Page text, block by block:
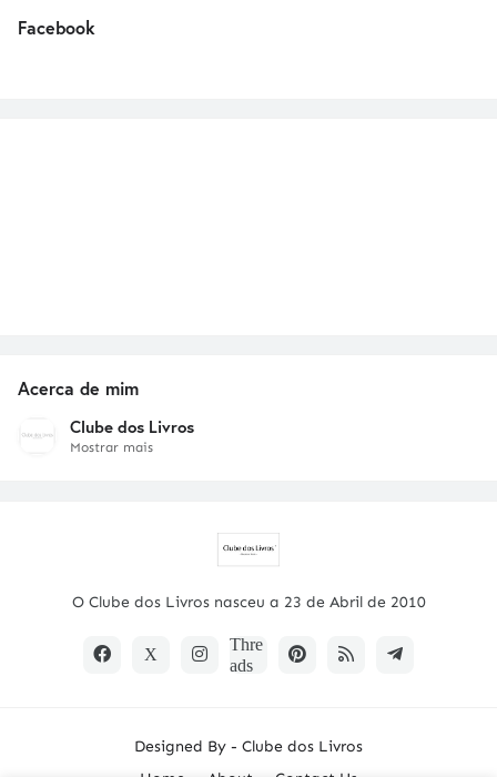
Facebook
Acerca de mim
Clube dos Livros
Mostrar mais
O Clube dos Livros nasceu a 23 de Abril de 2010
Designed By - Clube dos Livros